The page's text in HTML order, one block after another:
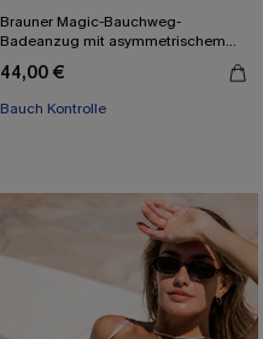
Brauner Magic-Bauchweg-
Badeanzug mit asymmetrischem
44,00 €
Mit Gratis-Maßband
Bauch Kontrolle